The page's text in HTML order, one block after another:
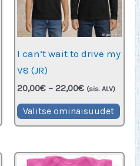
tuotteen
I can’t wait to drive my
V8 (JR)
20,00€ – 22,00€Hintaluokka:
-
22,00€
(sis. ALV)
Valitse ominaisuudet